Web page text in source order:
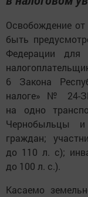
Освобождение
быть
Федерации для
6 Закона
налоге» № 24-
на одно
Чернобыльцы
граждан;
до 110 л. с);
до 100 л. с.).
Касаемо